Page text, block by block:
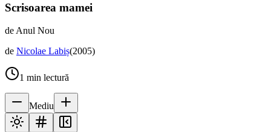
Scrisoarea mamei
de Anul Nou
de Nicolae Labiș(2005)
1 min lectură
Mediu